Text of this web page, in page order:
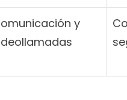
y